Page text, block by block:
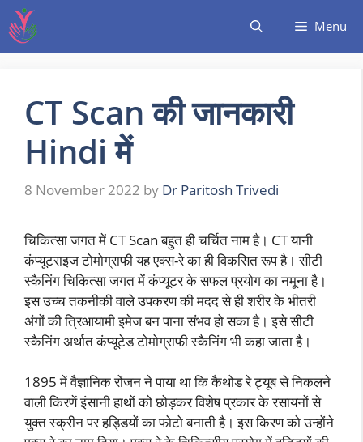
Menu
CT Scan की जानकारी
Hindi में
8 November 2022 by Dr Paritosh Trivedi
चिकित्सा जगत में CT Scan बहुत ही चर्चित नाम है। CT यानी
कंप्यूटराइज टोमोग्राफी यह एक्स-रे का ही विकसित रूप है। सीटी
स्कैनिंग चिकित्सा जगत में कंप्यूटर के सफल प्रयोग का नमूना है।
इस उच्च तकनीकी वाले उपकरण की मदद से ही शरीर के भीतरी
अंगों की त्रिआयामी इमेज बन पाना संभव हो सका है। इसे सीटी
स्कैनिंग अर्थात कंप्यूटेड टोमोग्राफी स्कैनिंग भी कहा जाता है।
1895 में वैज्ञानिक रोंजन ने पाया था कि कैथोड रे ट्यूब से निकलने
वाली किरणें इंसानी हाथों को छोड़कर विशेष प्रकार के रसायनों से
युक्त स्क्रीन पर हड्डियों का फोटो बनाती है। इस किरण को उन्होंने